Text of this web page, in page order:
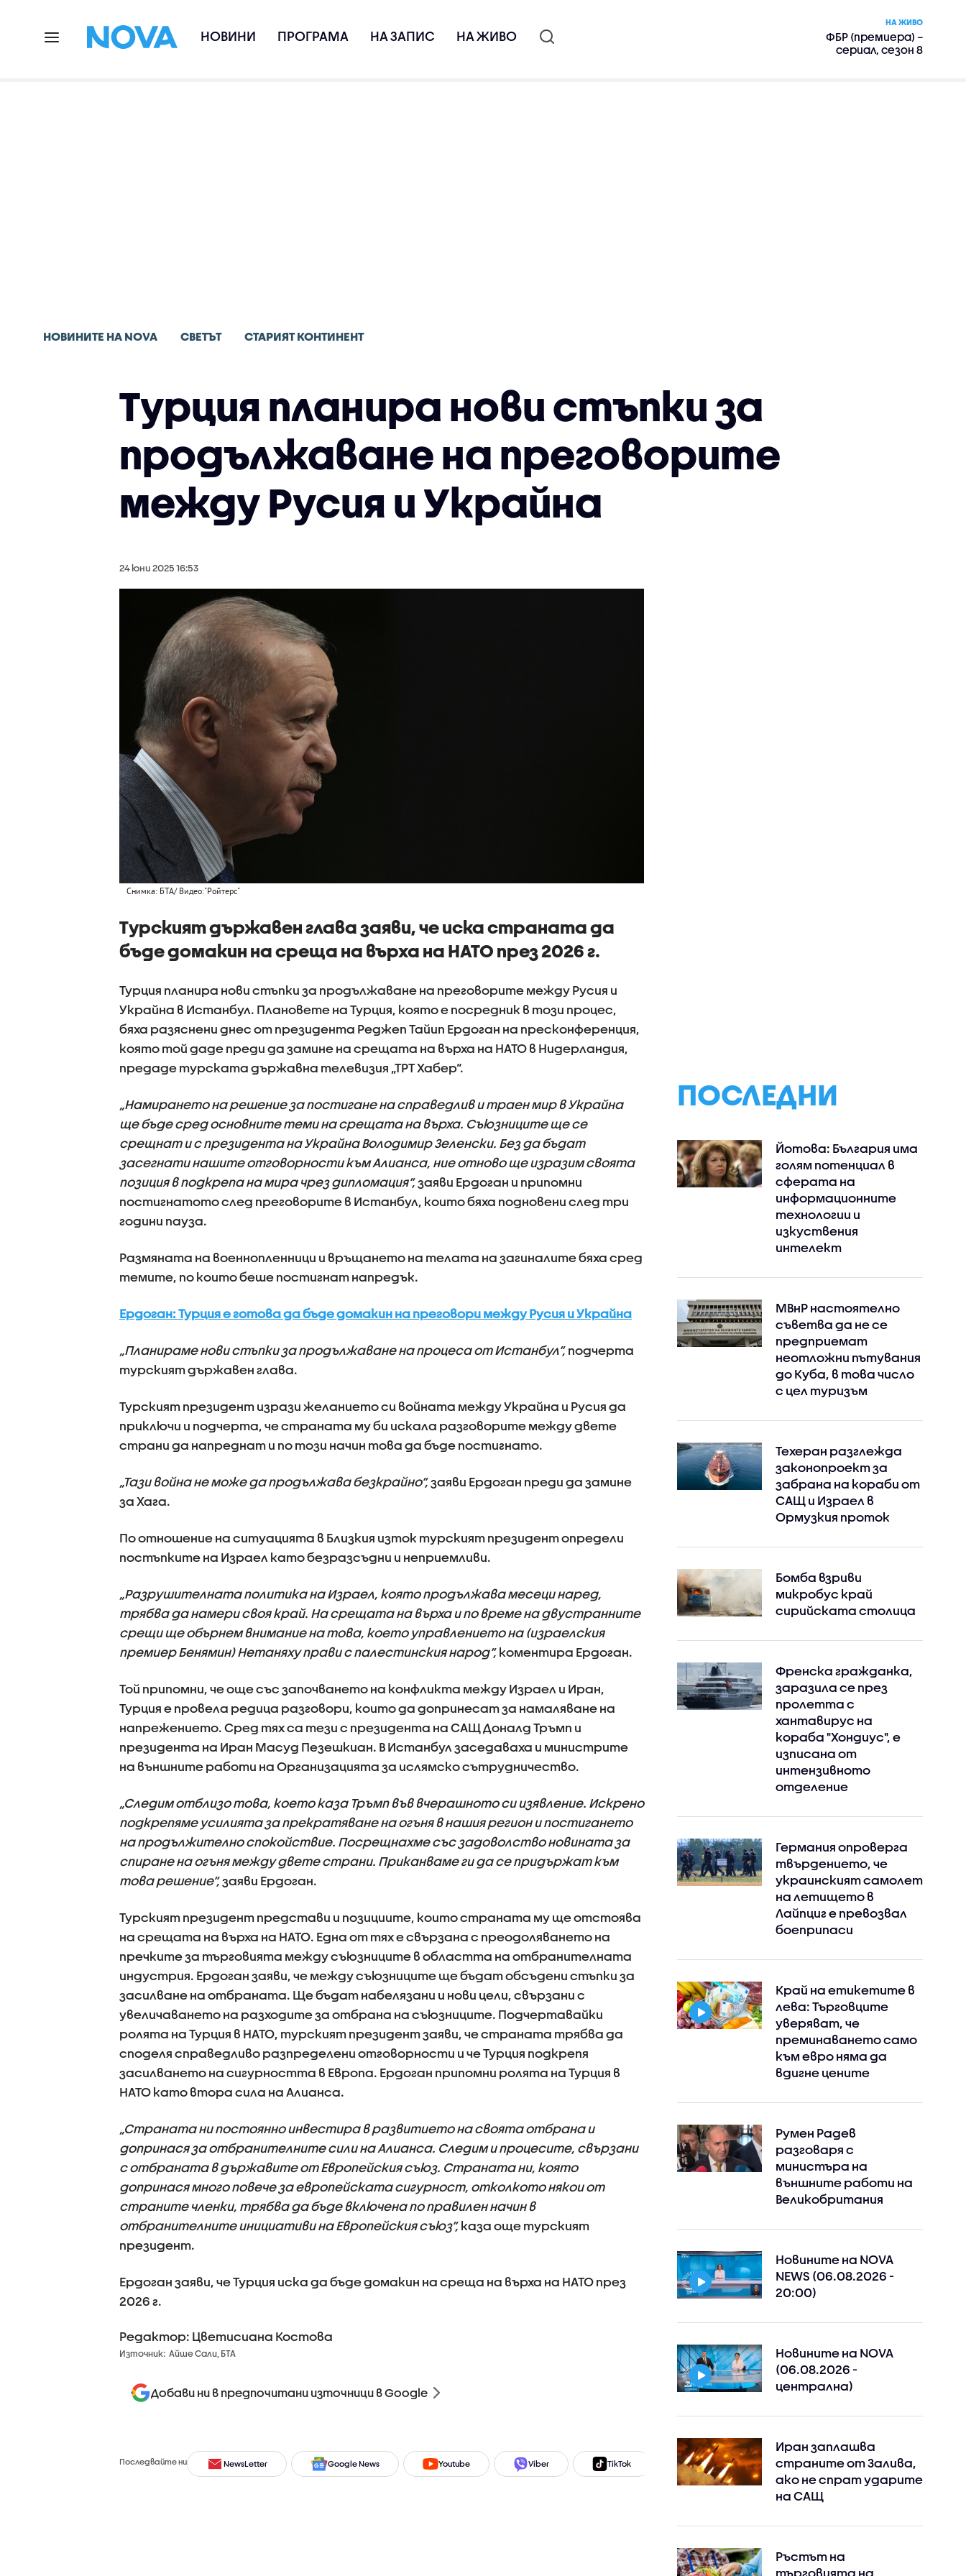
НОВИНИ ПРОГРАМА НА ЗАПИС НА ЖИВО
НА ЖИВО
ФБР (премиера) –
сериал, сезон 8
НОВИНИТЕ НА NOVA СВЕТЪТ СТАРИЯТ КОНТИНЕНТ
Турция планира нови стъпки за
продължаване на преговорите
между Русия и Украйна
24 юни 2025 16:53
Снимка: БТА/ Видео:"Ройтерс"
Турският държавен глава заяви, че иска страната да
бъде домакин на среща на върха на НАТО през 2026 г.
Турция планира нови стъпки за продължаване на преговорите между Русия и
Украйна в Истанбул. Плановете на Турция, която е посредник в този процес,
бяха разяснени днес от президента Реджеп Тайип Ердоган на пресконференция,
която той даде преди да замине на срещата на върха на НАТО в Нидерландия,
предаде турската държавна телевизия „ТРТ Хабер“.
„Намирането на решение за постигане на справедлив и траен мир в Украйна
ще бъде сред основните теми на срещата на върха. Съюзниците ще се
срещнат и с президента на Украйна Володимир Зеленски. Без да бъдат
засегнати нашите отговорности към Алианса, ние отново ще изразим своята
позиция в подкрепа на мира чрез дипломация“,заяви Ердоган и припомни
постигнатото след преговорите в Истанбул, които бяха подновени след три
години пауза.
Размяната на военнопленници и връщането на телата на загиналите бяха сред
темите, по които беше постигнат напредък.
Ердоган: Турция е готова да бъде домакин на преговори между Русия и Украйна
„Планираме нови стъпки за продължаване на процеса от Истанбул“,подчерта
турският държавен глава.
Турският президент изрази желанието си войната между Украйна и Русия да
приключи и подчерта, че страната му би искала разговорите между двете
страни да напреднат и по този начин това да бъде постигнато.
„Тази война не може да продължава безкрайно“,заяви Ердоган преди да замине
за Хага.
По отношение на ситуацията в Близкия изток турският президент определи
постъпките на Израел като безразсъдни и неприемливи.
„Разрушителната политика на Израел, която продължава месеци наред,
трябва да намери своя край. На срещата на върха и по време на двустранните
срещи ще обърнем внимание на това, което управлението на (израелския
премиер Бенямин) Нетаняху прави с палестинския народ“,коментира Ердоган.
Той припомни, че още със започването на конфликта между Израел и Иран,
Турция е провела редица разговори, които да допринесат за намаляване на
напрежението. Сред тях са тези с президента на САЩ Доналд Тръмп и
президента на Иран Масуд Пезешкиан. В Истанбул заседаваха и министрите
на външните работи на Организацията за ислямско сътрудничество.
„Следим отблизо това, което каза Тръмп във вчерашното си изявление. Искрено
подкрепяме усилията за прекратяване на огъня в нашия регион и постигането
на продължително спокойствие. Посрещнахме със задоволство новината за
спиране на огъня между двете страни. Приканваме ги да се придържат към
това решение“,заяви Ердоган.
Турският президент представи и позициите, които страната му ще отстоява
на срещата на върха на НАТО. Една от тях е свързана с преодоляването на
пречките за търговията между съюзниците в областта на отбранителната
индустрия. Ердоган заяви, че между съюзниците ще бъдат обсъдени стъпки за
засилване на отбраната. Ще бъдат набелязани и нови цели, свързани с
увеличаването на разходите за отбрана на съюзниците. Подчертавайки
ролята на Турция в НАТО, турският президент заяви, че страната трябва да
споделя справедливо разпределени отговорности и че Турция подкрепя
засилването на сигурността в Европа. Ердоган припомни ролята на Турция в
НАТО като втора сила на Алианса.
„Страната ни постоянно инвестира в развитието на своята отбрана и
допринася за отбранителните сили на Алианса. Следим и процесите, свързани
с отбраната в държавите от Европейския съюз. Страната ни, която
допринася много повече за европейската сигурност, отколкото някои от
страните членки, трябва да бъде включена по правилен начин в
отбранителните инициативи на Европейския съюз“, каза още турският
президент.
Ердоган заяви, че Турция иска да бъде домакин на среща на върха на НАТО през
2026 г.
Редактор: Цветисиана Костова
Източник: Айше Сали, БТА
Добави ни в предпочитани източници в Google
Последвайте ни NewsLetter Google News Youtube Viber TikTok Instagram Facebook
ПОСЛЕДНИ
Йотова: България има
голям потенциал в
сферата на
информационните
технологии и
изкуствения
интелект
МВнР настоятелно
съветва да не се
предприемат
неотложни пътувания
до Куба, в това число
с цел туризъм
Техеран разглежда
законопроект за
забрана на кораби от
САЩ и Израел в
Ормузкия проток
Бомба взриви
микробус край
сирийската столица
Френска гражданка,
заразила се през
пролетта с
хантавирус на
кораба "Хондиус", е
изписана от
интензивното
отделение
Германия опроверга
твърдението, че
украинският самолет
на летището в
Лайпциг е превозвал
боеприпаси
Край на етикетите в
лева: Търговците
уверяват, че
преминаването само
към евро няма да
вдигне цените
Румен Радев
разговаря с
министъра на
външните работи на
Великобритания
Новините на NOVA
NEWS (06.08.2026 -
20:00)
Новините на NOVA
(06.08.2026 -
централна)
Иран заплашва
страните от Залива,
ако не спрат ударите
на САЩ
Ръстът на
търговията на